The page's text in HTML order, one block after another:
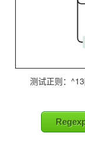
测试正则：